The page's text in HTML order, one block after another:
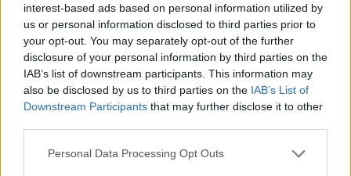
interest-based ads based on personal information utilized by
us or personal information disclosed to third parties prior to
your opt-out. You may separately opt-out of the further
disclosure of your personal information by third parties on the
IAB’s list of downstream participants. This information may
also be disclosed by us to third parties on the IAB’s List of
Downstream Participants that may further disclose it to other
Personal Data Processing Opt Outs
Ola Gersz